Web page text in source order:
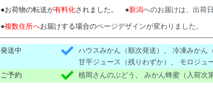
●お荷物の転送が有料化されました。 ●新潟へのお届けは、出荷
●複数住所へお届けする場合のページデザインが変わりました。
発送中 ハウスみかん（順次発送） 、 冷凍みかん
甘平ジュース（残りわずか） 、 モロジュ
ご予約
植岡さんのぶどう 、 みかん蜂蜜（入荷次